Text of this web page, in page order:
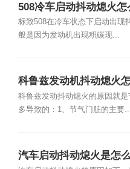
508冷车启动抖动熄火怎
标致508在冷车状态下启动出现
般是因为发动机出现积碳现...
科鲁兹发动机抖动熄火
科鲁兹发动抖动熄火的原因就
多导致的：1、节气门脏的主要...
汽车启动抖动熄火是怎